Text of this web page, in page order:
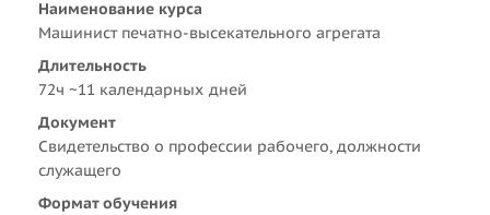
Наименование курса
Машинист печатно-высекательного агрегата
Длительность
72ч ~11 календарных дней
Документ
Свидетельство о профессии рабочего, должности
служащего
Формат обучения